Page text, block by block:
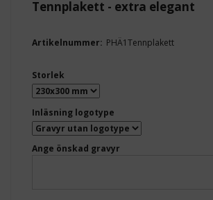
Tennplakett - extra elegant
Artikelnummer: PHÄ1Tennplakett
Storlek
Inläsning logotype
Ange önskad gravyr